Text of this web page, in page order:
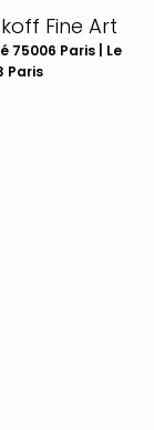
Fine Art
75006 Paris | Le
Paris